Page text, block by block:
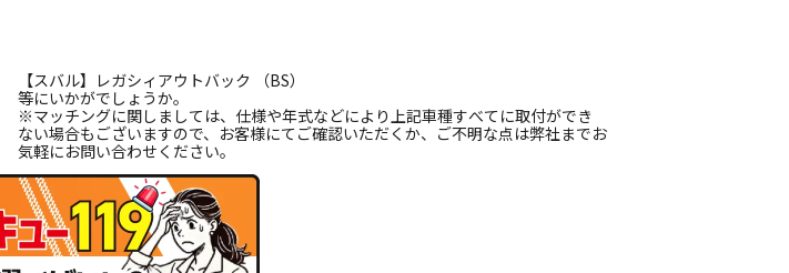
【スバル】レガシィアウトバック （BS）
等にいかがでしょうか。
※マッチングに関しましては、仕様や年式などにより上記車種すべてに取付ができ
ない場合もございますので、お客様にてご確認いただくか、ご不明な点は弊社までお
気軽にお問い合わせください。